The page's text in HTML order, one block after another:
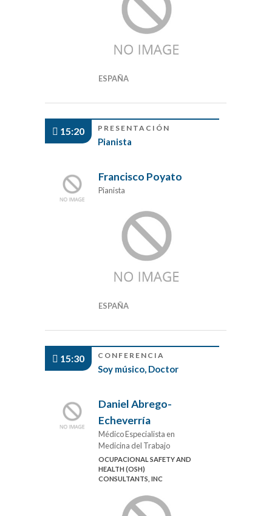
ESPAÑA
15:20 PRESENTACIÓN
Pianista
Francisco Poyato
Pianista
ESPAÑA
15:30 CONFERENCIA
Soy músico, Doctor
Daniel Abrego-
Echeverría
Médico Especialista en
Medicina del Trabajo
OCUPACIONAL SAFETY AND
HEALTH (OSH)
CONSULTANTS, INC